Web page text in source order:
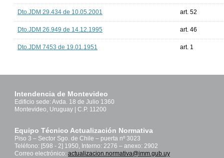
Dto.JDM 29.434 de 10.05.2001 art. 52
Dto.JDM 26.949 de 14.12.1995 art. 46
Dto.JDM 7453 de 19.01.1951 art. 1
Intendencia de Montevideo
Edificio sede: Avda. 18 de Julio 1360
Montevideo, Uruguay | C.P. 11200
Equipo Técnico Actualización Normativa
Piso 3 – Sector Sgo. de Chile – puerta nº 3023
Teléfono: [598 - 2] 1950, Interno: 2276 – anexo: 2902
Correo electrónico: actualizacion.normativa@imm.gub.uy